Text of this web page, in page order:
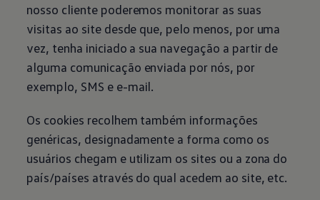
Diversidade e inclusão
Treinamentos para Reparadores
Responsabilidade Corporativa
Governança Corporativa
Porto Paranaguá – Serviços Logísticos
Política de Saúde e Segurança Ocupacional
Sistema de Gestão de Compliance Ambiental e
Veja a página de Responsabilidade Corporativa
Motores TSI
VW Play
Padrão Volks de Segurança
Carro Conectado
Sustentabilidade
Relatório de Sustentabilidade 2025
nosso cliente poderemos monitorar as suas
visitas ao site desde que, pelo menos, por uma
vez, tenha iniciado a sua navegação a partir de
alguma comunicação enviada por nós, por
exemplo, SMS e e-mail.
Os cookies recolhem também informações
genéricas, designadamente a forma como os
usuários chegam e utilizam os sites ou a zona do
país/países através do qual acedem ao site, etc.